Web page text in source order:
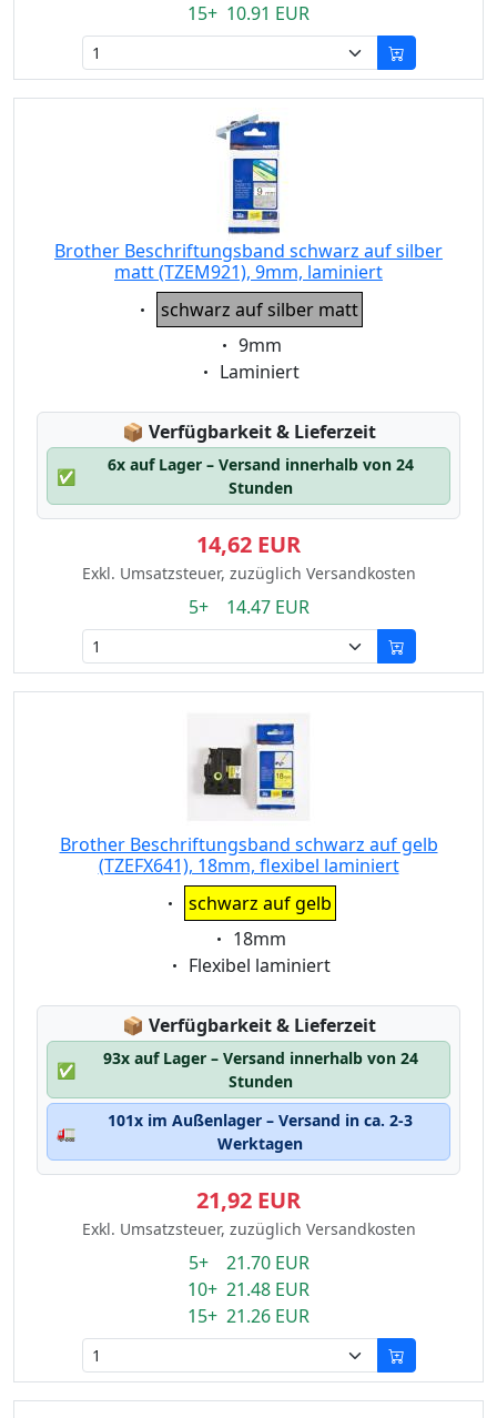
15+ 10.91 EUR
Brother Beschriftungsband schwarz auf silber
matt (TZEM921), 9mm, laminiert
Eigenschaft:
schwarz auf silber matt
Eigenschaft:
9mm
Eigenschaft:
Laminiert
📦 Lagerstatus:
Verfügbarkeit & Lieferzeit
✅
6x auf Lager – Versand innerhalb von 24
Stunden
14,62 EUR
Exkl. Umsatzsteuer, zuzüglich Versandkosten
5+ 14.47 EUR
Brother Beschriftungsband schwarz auf gelb
(TZEFX641), 18mm, flexibel laminiert
Eigenschaft:
schwarz auf gelb
Eigenschaft:
18mm
Eigenschaft:
Flexibel laminiert
📦 Lagerstatus:
Verfügbarkeit & Lieferzeit
✅
93x auf Lager – Versand innerhalb von 24
Stunden
🚛
101x im Außenlager – Versand in ca. 2-3
Werktagen
21,92 EUR
Exkl. Umsatzsteuer, zuzüglich Versandkosten
5+ 21.70 EUR
10+ 21.48 EUR
15+ 21.26 EUR